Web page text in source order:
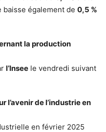
également de 0,5 %
la production
l’Insee le vendredi suivant
l’avenir de l’industrie en
en février 2025